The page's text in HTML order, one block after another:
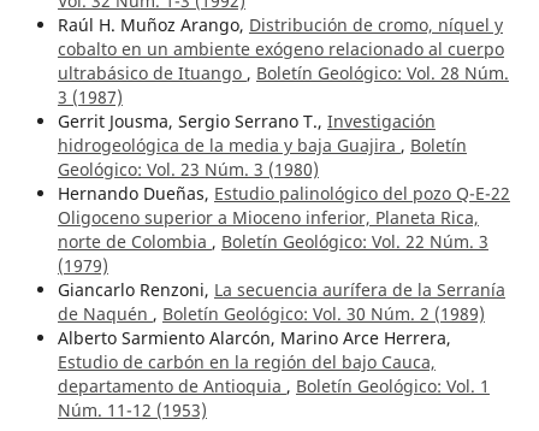
Raúl H. Muñoz Arango, Distribución de cromo, níquel y
cobalto en un ambiente exógeno relacionado al cuerpo
ultrabásico de Ituango , Boletín Geológico: Vol. 28 Núm.
3 (1987)
Gerrit Jousma, Sergio Serrano T., Investigación
hidrogeológica de la media y baja Guajira , Boletín
Geológico: Vol. 23 Núm. 3 (1980)
Hernando Dueñas, Estudio palinológico del pozo Q-E-22
Oligoceno superior a Mioceno inferior, Planeta Rica,
norte de Colombia , Boletín Geológico: Vol. 22 Núm. 3
(1979)
Giancarlo Renzoni, La secuencia aurífera de la Serranía
de Naquén , Boletín Geológico: Vol. 30 Núm. 2 (1989)
Alberto Sarmiento Alarcón, Marino Arce Herrera,
Estudio de carbón en la región del bajo Cauca,
departamento de Antioquia , Boletín Geológico: Vol. 1
Núm. 11-12 (1953)